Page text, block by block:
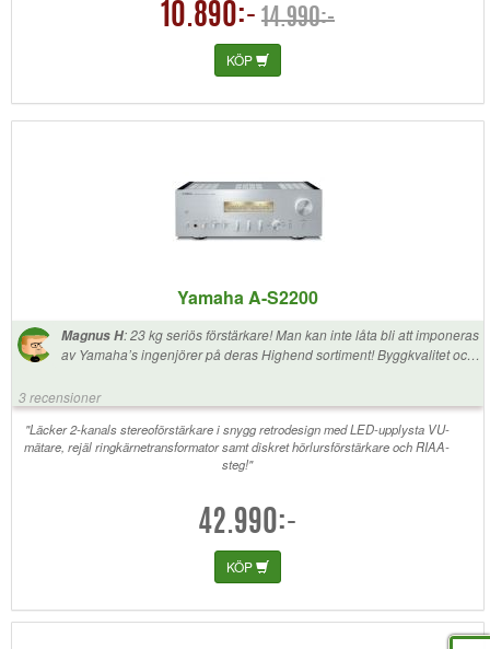
10.890:- 14.990:-
KÖP
Yamaha A-S2200
Magnus H:23 kg seriös förstärkare! Man kan inte låta bli att imponeras
av Yamaha’s ingenjörer på deras Highend sortiment! Byggkvalitet och
sedan tidigare men denna A-S2200 lirar i en helt annan klass. Nu har
den fått spela in sig över 100 timmar så nu börjar den låta som det är
tänkt. Det första jag slogs av var alla detaljer och toner som denna
lockar fram. Och basen är nog den mest naturtrogna jag har hört.
Spelas tillsammans med mina Triangle Antal EZ som låter som en helt
inköpet jag har gjort i HIFI väg.
3 recensioner
"Läcker 2-kanals stereoförstärkare i snygg retrodesign med LED-upplysta VU-
mätare, rejäl ringkärnetransformator samt diskret hörlursförstärkare och RIAA-
steg!"
42.990:-
KÖP